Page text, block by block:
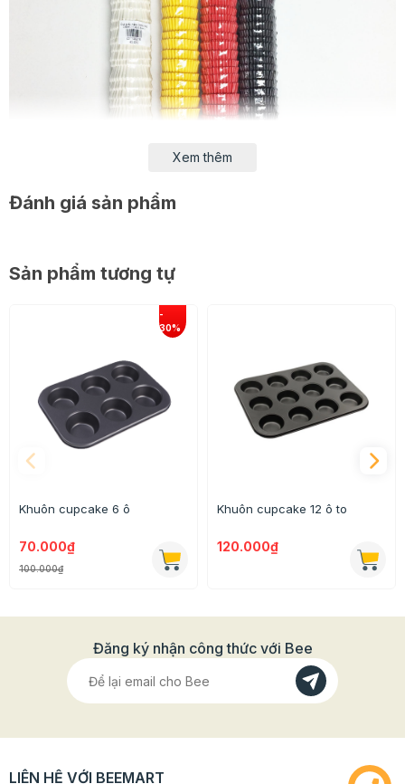
- Số lượng: 1000 cup/lốc
- Chất liệu: Giấy thấm dầu
+ Đường kính miệng: 6,5cm
+ Đường kính đáy: 2,5cm
+ Cao: 2cm
Xem thêm
Đánh giá sản phẩm
Sản phẩm tương tự
Khuôn cupcake 6 ô
70.000₫
100.000₫
Khuôn cupcake 12 ô to
120.000₫
Đăng ký nhận công thức với Bee
LIÊN HỆ VỚI BEEMART